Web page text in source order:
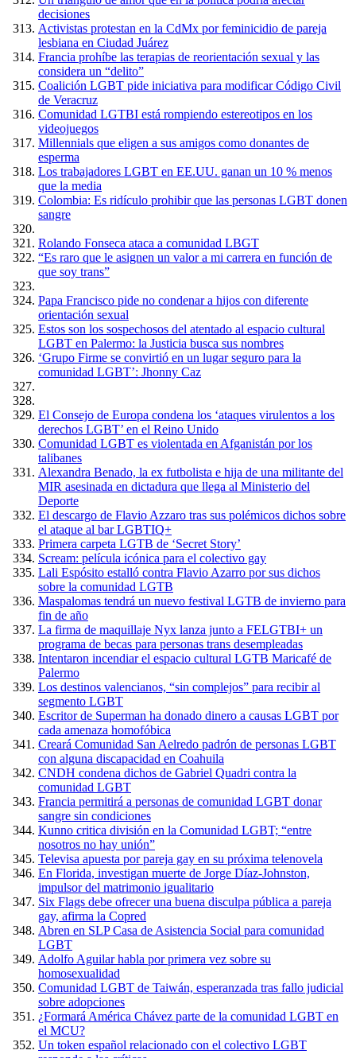
decisiones
Activistas protestan en la CdMx por feminicidio de pareja
lesbiana en Ciudad Juárez
Francia prohíbe las terapias de reorientación sexual y las
considera un “delito”
Coalición LGBT pide iniciativa para modificar Código Civil
de Veracruz
Comunidad LGTBI está rompiendo estereotipos en los
videojuegos
Millennials que eligen a sus amigos como donantes de
esperma
Los trabajadores LGBT en EE.UU. ganan un 10 % menos
que la media
Colombia: Es ridículo prohibir que las personas LGBT donen
sangre
Rolando Fonseca ataca a comunidad LBGT
“Es raro que le asignen un valor a mi carrera en función de
que soy trans”
Papa Francisco pide no condenar a hijos con diferente
orientación sexual
Estos son los sospechosos del atentado al espacio cultural
LGBT en Palermo: la Justicia busca sus nombres
‘Grupo Firme se convirtió en un lugar seguro para la
comunidad LGBT’: Jhonny Caz
El Consejo de Europa condena los ‘ataques virulentos a los
derechos LGBT’ en el Reino Unido
Comunidad LGBT es violentada en Afganistán por los
talibanes
Alexandra Benado, la ex futbolista e hija de una militante del
MIR asesinada en dictadura que llega al Ministerio del
Deporte
El descargo de Flavio Azzaro tras sus polémicos dichos sobre
el ataque al bar LGBTIQ+
Primera carpeta LGTB de ‘Secret Story’
Scream: película icónica para el colectivo gay
Lali Espósito estalló contra Flavio Azarro por sus dichos
sobre la comunidad LGTB
Maspalomas tendrá un nuevo festival LGTB de invierno para
fin de año
La firma de maquillaje Nyx lanza junto a FELGTBI+ un
programa de becas para personas trans desempleadas
Intentaron incendiar el espacio cultural LGTB Maricafé de
Palermo
Los destinos valencianos, “sin complejos” para recibir al
segmento LGBT
Escritor de Superman ha donado dinero a causas LGBT por
cada amenaza homofóbica
Creará Comunidad San Aelredo padrón de personas LGBT
con alguna discapacidad en Coahuila
CNDH condena dichos de Gabriel Quadri contra la
comunidad LGBT
Francia permitirá a personas de comunidad LGBT donar
sangre sin condiciones
Kunno critica división en la Comunidad LGBT; “entre
nosotros no hay unión”
Televisa apuesta por pareja gay en su próxima telenovela
En Florida, investigan muerte de Jorge Díaz-Johnston,
impulsor del matrimonio igualitario
Six Flags debe ofrecer una buena disculpa pública a pareja
gay, afirma la Copred
Abren en SLP Casa de Asistencia Social para comunidad
LGBT
Adolfo Aguilar habla por primera vez sobre su
homosexualidad
Comunidad LGBT de Taiwán, esperanzada tras fallo judicial
sobre adopciones
¿Formará América Chávez parte de la comunidad LGBT en
el MCU?
Un token español relacionado con el colectivo LGBT